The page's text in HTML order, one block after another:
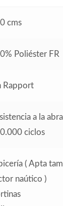
cms
Poliéster FR
Rapport
a la
ciclos
( Apta
naútico )